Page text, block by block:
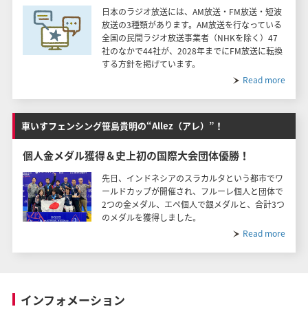
日本のラジオ放送には、AM放送・FM放送・短波
放送の3種類があります。AM放送を行なっている
全国の民間ラジオ放送事業者（NHKを除く）47
社のなかで44社が、2028年までにFM放送に転換
する方針を掲げています。
Read more
車いすフェンシング笹島貴明の“Allez（アレ）”！
個人金メダル獲得＆史上初の国際大会団体優勝！
先日、インドネシアのスラカルタという都市でワ
ールドカップが開催され、フルーレ個人と団体で
2つの金メダル、エペ個人で銀メダルと、合計3つ
のメダルを獲得しました。
Read more
インフォメーション